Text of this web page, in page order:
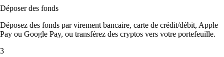
Déposer des fonds
Déposez des fonds par virement bancaire, carte de crédit/débit, Apple
Pay ou Google Pay, ou transférez des cryptos vers votre portefeuille.
3